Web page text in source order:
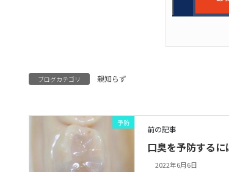
ブログカテゴリ 親知らず
予防
前の記事
口臭を予防するに
2022年6月6日